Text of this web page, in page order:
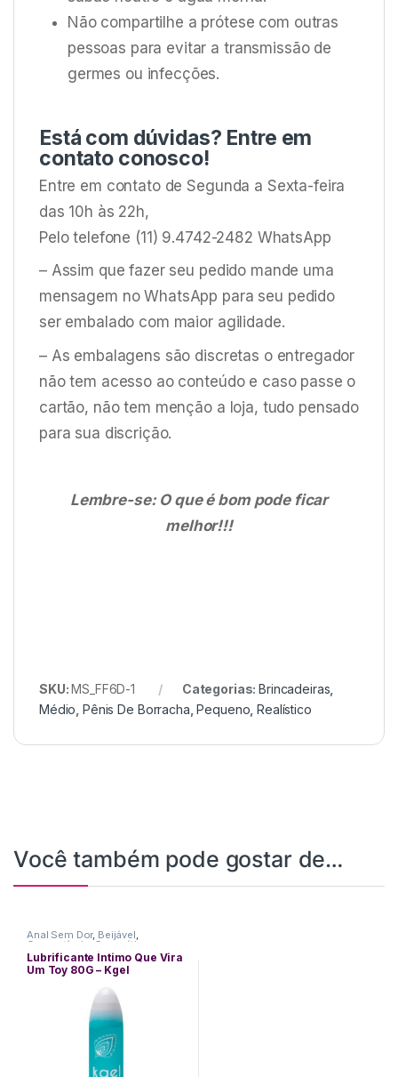
Não compartilhe a prótese com outras
pessoas para evitar a transmissão de
germes ou infecções.
Está com dúvidas? Entre em
contato conosco!
Entre em contato de Segunda a Sexta-feira
das 10h às 22h,
Pelo telefone (11) 9.4742-2482 WhatsApp
– Assim que fazer seu pedido mande uma
mensagem no WhatsApp para seu pedido
ser embalado com maior agilidade.
– As embalagens são discretas o entregador
não tem acesso ao conteúdo e caso passe o
cartão, não tem menção a loja, tudo pensado
para sua discrição.
Lembre-se: O que é bom pode ficar
melhor!!!
SKU:MS_FF6D-1 Categorias:Brincadeiras
Médio ,Pênis De Borracha ,Pequeno ,Realístico
Você também pode gostar de…
Anal Sem Dor, Beijável,
Comestíveis Cosméticos
Delicias Orais ,Funcionais,
Lubrificantes, Massagem,
Performance Masculina
Lubrificante Íntimo Que Vira
Um Toy 80G – Kgel